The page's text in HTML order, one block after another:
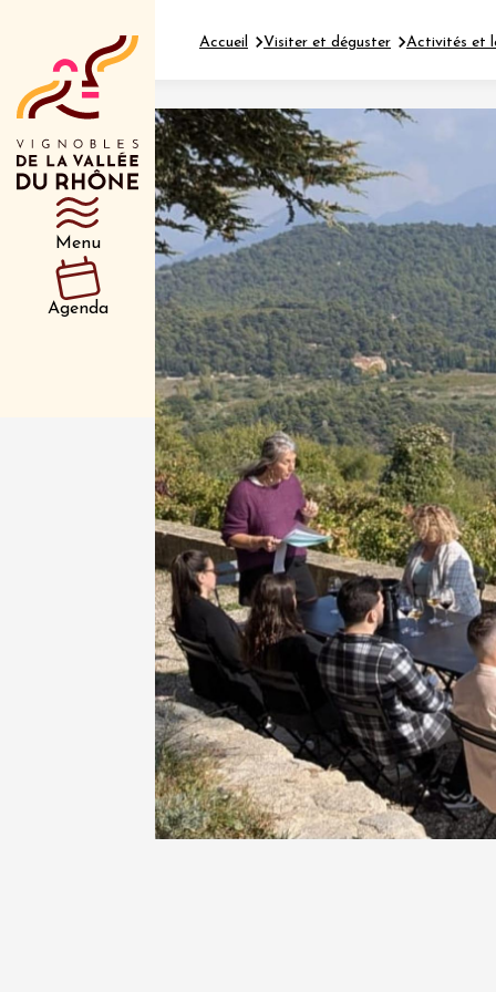
Menu
Agenda
Département Type d’événement
01
et plus
Oenologie
Safari
Rover
04
2026
Oenologie
Une
11:00
04
et plus
Oenologie
Gargas
17:30
Accueil Visiter et déguster Activités et